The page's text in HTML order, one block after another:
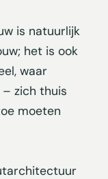
is natuurlijk
het is ook
waar
zich thuis
moeten